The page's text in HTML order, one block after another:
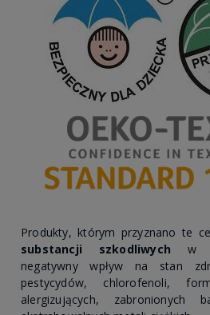
Produkty, którym przyznano te
substancji szkodliwych w
negatywny wpływ na stan
pestycydów, chlorofenoli,
alergizujących, zabronionych